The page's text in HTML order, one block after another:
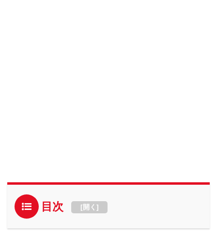
目次 [開く ]